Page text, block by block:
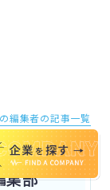
編集者の記事一覧
部